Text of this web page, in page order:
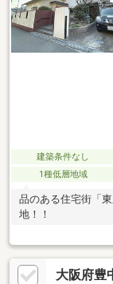
建築条件なし
1種低層地域
品のある住宅街「
地！！
大阪府豊